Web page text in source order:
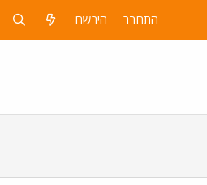
התחבר הירשם